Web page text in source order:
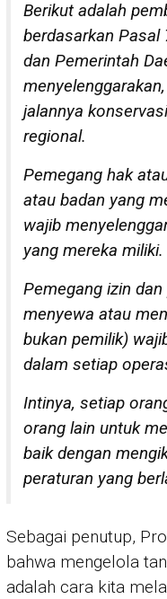
Berikut adalah
berdasarkan Pasal
dan Pemerintah
jalannya
regional.
Pemegang hak
atau badan yang
wajib
yang mereka miliki.
Pemegang izin
menyewa atau
bukan pemilik)
dalam setiap
Intinya, setiap
orang lain untuk
baik dengan
peraturan yang
Sebagai penutup,
bahwa mengelola
adalah cara kita